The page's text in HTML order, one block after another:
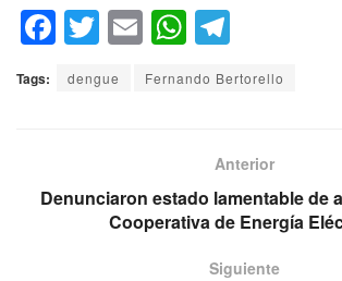
F
a
c
o
T
wi
tt
E
m
ail
W
h
at
p
p
el
e
a
m
Tags: dengue Fernando Bertorello
Anterior
Denunciaron estado lamentable de
Cooperativa de Energía
Siguiente